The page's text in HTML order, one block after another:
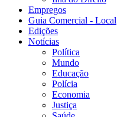
Empregos
Guia Comercial - Local
Edições
Notícias
Política
Mundo
Educação
Polícia
Economia
Justiça